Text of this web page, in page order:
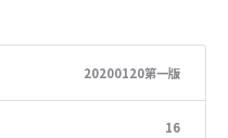
20200120第一版
16